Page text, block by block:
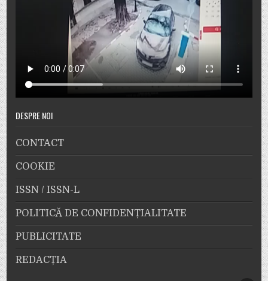
DESPRE NOI
CONTACT
COOKIE
ISSN / ISSN-L
POLITICĂ DE CONFIDENȚIALITATE
PUBLICITATE
REDACȚIA